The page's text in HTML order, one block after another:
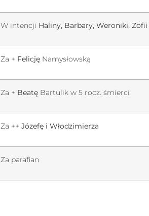
W intencji Haliny, Barbary, Weroniki, Zofii
Za + Felicję Namysłowską
Za + Beatę Bartulik w 5 rocz. śmierci
Za ++ Józefę i Włodzimierza
Za parafian